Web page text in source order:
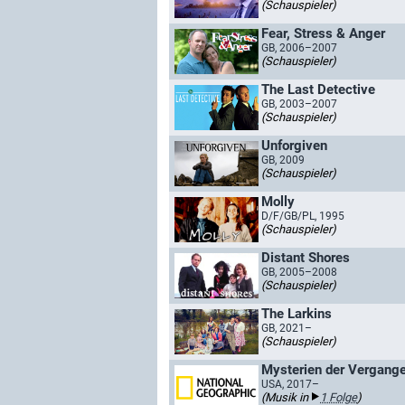
(Schauspieler)
Fear, Stress & Anger
GB, 2006–2007
(Schauspieler)
The Last Detective
GB, 2003–2007
(Schauspieler)
Unforgiven
GB, 2009
(Schauspieler)
Molly
D/F/GB/PL, 1995
(Schauspieler)
Distant Shores
GB, 2005–2008
(Schauspieler)
The Larkins
GB, 2021–
(Schauspieler)
Mysterien der
USA, 2017–
(Musik in 1 Folge)